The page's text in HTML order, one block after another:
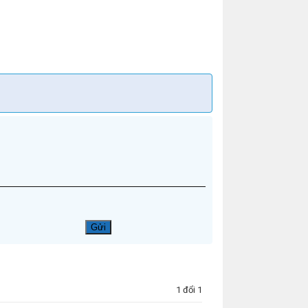
1 đổi 1